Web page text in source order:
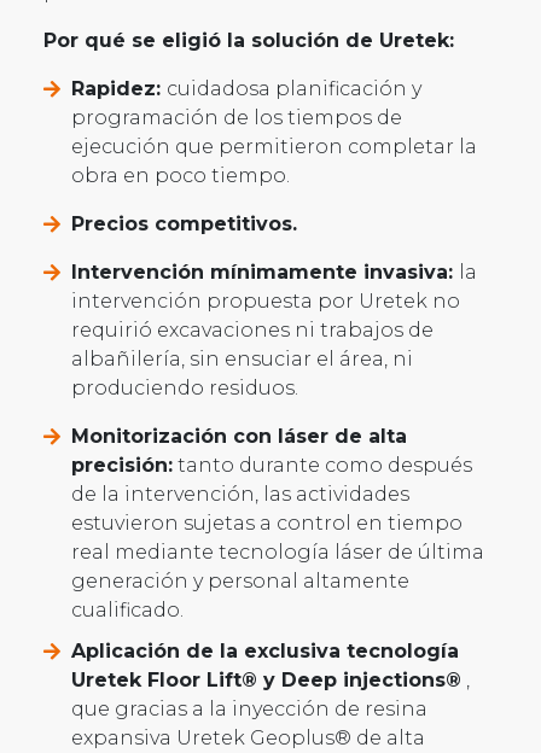
Por qué se eligió la solución de Uretek:
Rapidez: cuidadosa planificación y
programación de los tiempos de
ejecución que permitieron completar la
obra en poco tiempo.
Precios competitivos.
Intervención mínimamente invasiva: la
intervención propuesta por Uretek no
requirió excavaciones ni trabajos de
albañilería, sin ensuciar el área, ni
produciendo residuos.
Monitorización con láser de alta
precisión: tanto durante como después
de la intervención, las actividades
estuvieron sujetas a control en tiempo
real mediante tecnología láser de última
generación y personal altamente
cualificado.
Aplicación de la exclusiva tecnología
Uretek Floor Lift® y Deep injections®
que gracias a la inyección de resina
expansiva Uretek Geoplus® de alta